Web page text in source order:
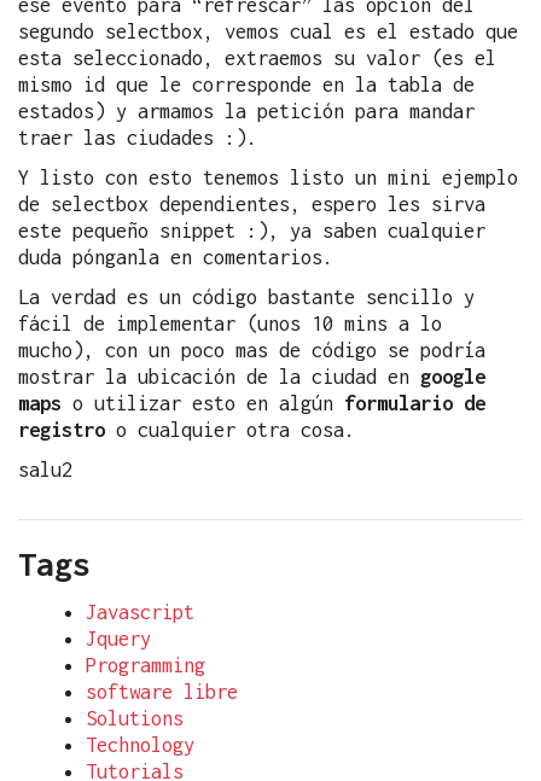
segundo selectbox, vemos cual es el estado que
esta seleccionado, extraemos su valor (es el
mismo id que le corresponde en la tabla de
estados) y armamos la petición para mandar
traer las ciudades :).
Y listo con esto tenemos listo un mini ejemplo
de selectbox dependientes, espero les sirva
este pequeño snippet :), ya saben cualquier
duda pónganla en comentarios.
La verdad es un código bastante sencillo y
fácil de implementar (unos 10 mins a lo
mucho), con un poco mas de código se podría
mostrar la ubicación de la ciudad en google
maps o utilizar esto en algún formulario de
registro o cualquier otra cosa.
salu2
Tags
Javascript
Jquery
Programming
software libre
Solutions
Technology
Tutorials